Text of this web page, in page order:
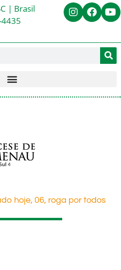
| Brasil
hoje, 06, roga por todos